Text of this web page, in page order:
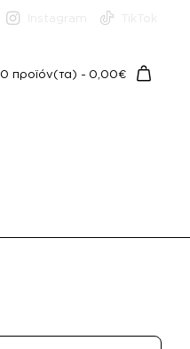
0 προϊόν(τα) - 0,00€